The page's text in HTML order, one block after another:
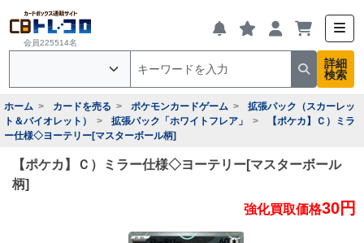
会員225514名
詳細
検索
ホーム カードを売る ポケモンカードゲーム
拡張パック（スカーレッ
ト＆バイオレット）
拡張パック「ホワイトフレア」
【ポケカ】Ｃ）ミラ
ー仕様◇ヨーテリー[マスターボール柄]
【ポケカ】Ｃ）ミラー仕様◇ヨーテリー[マスターボール
柄]
強化買取価格30円